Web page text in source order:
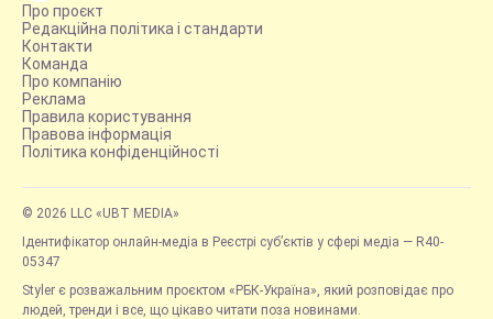
Про проєкт
Редакційна політика і стандарти
Контакти
Команда
Про компанію
Реклама
Правила користування
Правова інформація
Політика конфіденційності
© 2026 LLC «UBT MEDIA»
Ідентифікатор онлайн-медіа в Реєстрі суб’єктів у сфері медіа — R40-
05347
Styler є розважальним проєктом «РБК-Україна», який розповідає про
людей, тренди і все, що цікаво читати поза новинами.